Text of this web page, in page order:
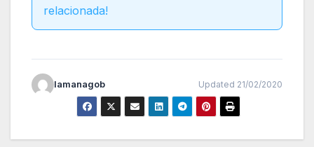
relacionada!
lamanagob Updated 21/02/2020